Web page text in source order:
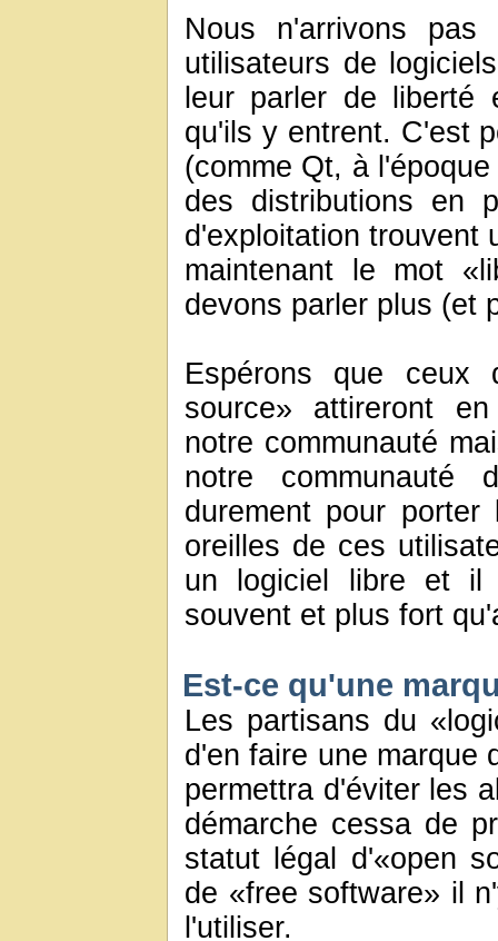
Nous n'arrivons
utilisateurs de
leur parler de liberté
qu'ils y entrent. C'est
(comme Qt, à
des distributions en
d'exploitation trouvent
maintenant le mot
devons parler plus (et
Espérons que ceux
source» attireront
notre communauté
notre communauté
durement pour
oreilles de ces
un logiciel libre et il
souvent et plus fort
Est-ce qu'une
Les partisans du
d'en faire une marque
permettra d'éviter les
démarche cessa de
statut légal d'«open
de «free software» il
l'utiliser.